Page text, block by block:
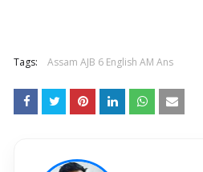
Tags: Assam AJB 6 English AM Ans